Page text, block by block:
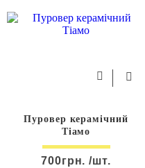
Пуровер керамічний
Тіамо
700грн. /шт.